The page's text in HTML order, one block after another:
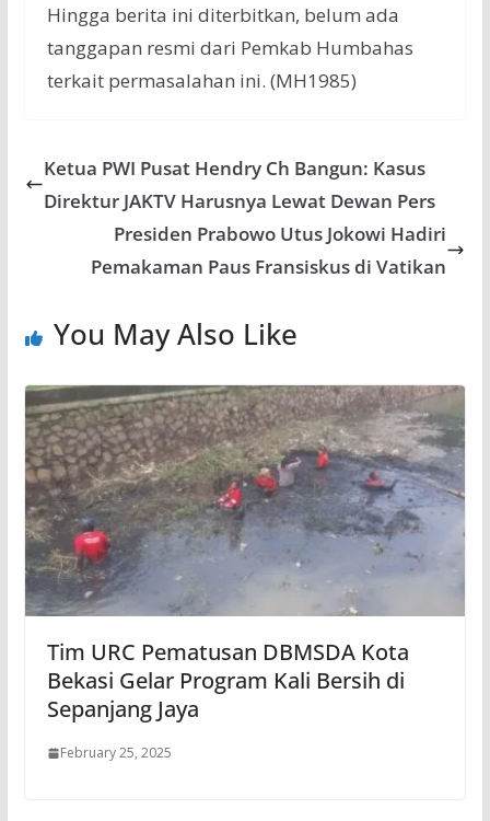
Hingga berita ini diterbitkan, belum ada
tanggapan resmi dari Pemkab Humbahas
terkait permasalahan ini. (MH1985)
Ketua PWI Pusat Hendry Ch Bangun: Kasus
Direktur JAKTV Harusnya Lewat Dewan Pers
Presiden Prabowo Utus Jokowi Hadiri
Pemakaman Paus Fransiskus di Vatikan
You May Also Like
Tim URC Pematusan DBMSDA Kota
Bekasi Gelar Program Kali Bersih di
Sepanjang Jaya
February 25, 2025